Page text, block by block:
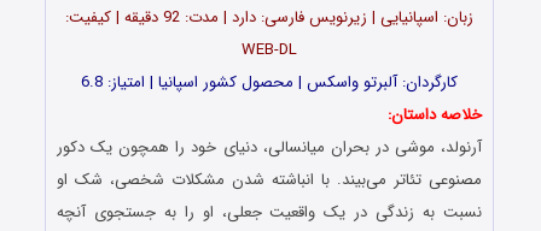
زبان: اسپانیایی | زیرنویس فارسی: دارد | مدت: 92 دقیقه | کیفیت:
WEB-DL
کارگردان: آلبرتو واسکس | محصول کشور اسپانیا | امتیاز: 6.8
خلاصه داستان:
آرنولد، موشی در بحران میانسالی، دنیای خود را همچون یک دکور
مصنوعی تئاتر می‌بیند. با انباشته شدن مشکلات شخصی، شک او
نسبت به زندگی در یک واقعیت جعلی، او را به جستجوی آنچه